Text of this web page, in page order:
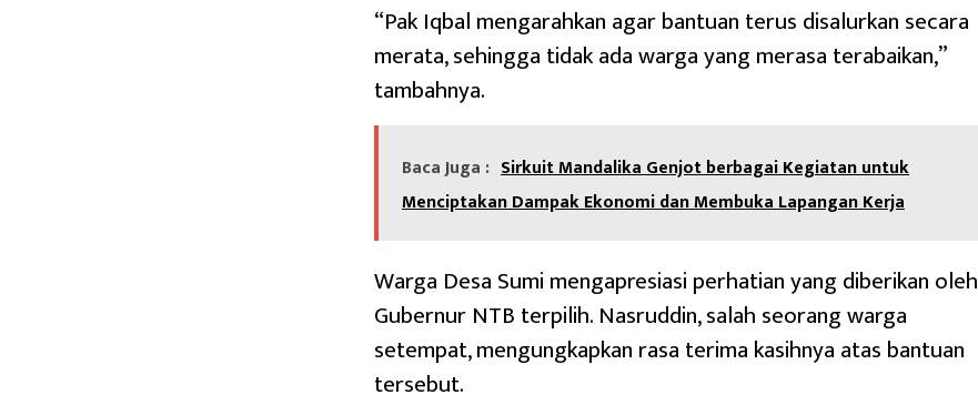
“Pak Iqbal mengarahkan agar bantuan terus disalurkan secara
merata, sehingga tidak ada warga yang merasa terabaikan,”
tambahnya.
Baca Juga : Sirkuit Mandalika Genjot berbagai Kegiatan untuk
Menciptakan Dampak Ekonomi dan Membuka Lapangan Kerja
Warga Desa Sumi mengapresiasi perhatian yang diberikan oleh
Gubernur NTB terpilih. Nasruddin, salah seorang warga
setempat, mengungkapkan rasa terima kasihnya atas bantuan
tersebut.